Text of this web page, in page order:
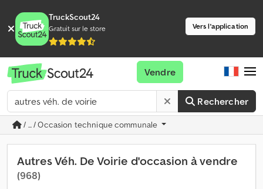
TruckScout24
Gratuit sur le store Vers l'application
Rechercher
Vendre
/ ... / Occasion technique communale
Autres Véh. De Voirie d'occasion à vendre
(968)